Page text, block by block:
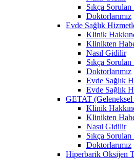
Sıkça
Doktorlarımız
Evde Sağlık
Klinik
Klinikten
Nasıl Gidilir
Sıkça
Doktorlarımız
Evde Sağlık
Evde Sağlık
GETAT (Geleneksel
Klinik
Klinikten
Nasıl Gidilir
Sıkça
Doktorlarımız
Hiperbarik Oksijen